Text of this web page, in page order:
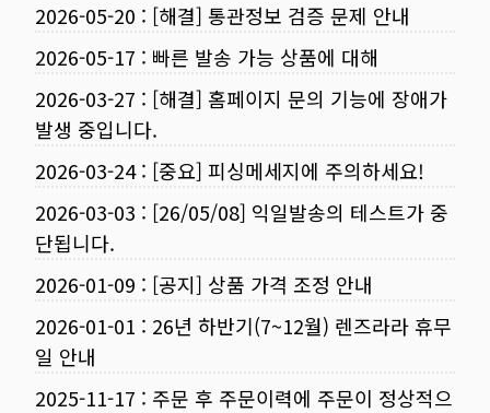
2026-05-20 : [해결] 통관정보 검증 문제 안내
2026-05-17 : 빠른 발송 가능 상품에 대해
2026-03-27 : [해결] 홈페이지 문의 기능에 장애가
발생 중입니다.
2026-03-24: [중요] 피싱메세지에 주의하세요!
2026-03-03 : [26/05/08] 익일발송의 테스트가 중
단됩니다.
2026-01-09 : [공지] 상품 가격 조정 안내
2026-01-01 : 26년 하반기(7~12월) 렌즈라라 휴무
일 안내
2025-11-17 : 주문 후 주문이력에 주문이 정상적으